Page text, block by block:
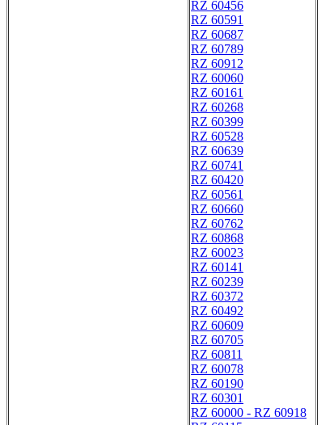
RZ 60456
RZ 60591
RZ 60687
RZ 60789
RZ 60912
RZ 60060
RZ 60161
RZ 60268
RZ 60399
RZ 60528
RZ 60639
RZ 60741
RZ 60420
RZ 60561
RZ 60660
RZ 60762
RZ 60868
RZ 60023
RZ 60141
RZ 60239
RZ 60372
RZ 60492
RZ 60609
RZ 60705
RZ 60811
RZ 60078
RZ 60190
RZ 60301
RZ 60000 - RZ 60918